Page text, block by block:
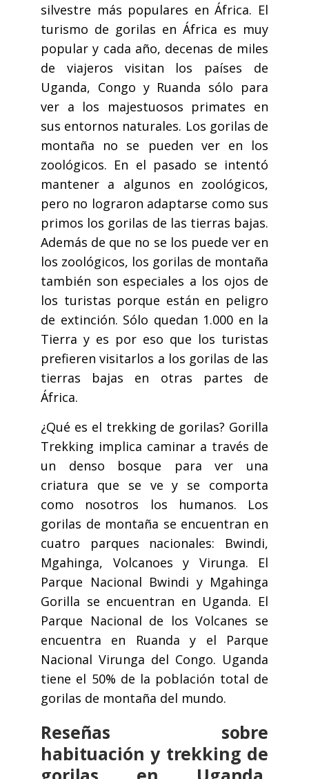
silvestre más populares en África. El
turismo de gorilas en África es muy
popular y cada año, decenas de miles
de viajeros visitan los países de
Uganda, Congo y Ruanda sólo para
ver a los majestuosos primates en
sus entornos naturales. Los gorilas de
montaña no se pueden ver en los
zoológicos. En el pasado se intentó
mantener a algunos en zoológicos,
pero no lograron adaptarse como sus
primos los gorilas de las tierras bajas.
Además de que no se los puede ver en
los zoológicos, los gorilas de montaña
también son especiales a los ojos de
los turistas porque están en peligro
de extinción. Sólo quedan 1.000 en la
Tierra y es por eso que los turistas
prefieren visitarlos a los gorilas de las
tierras bajas en otras partes de
África.
¿Qué es el trekking de gorilas? Gorilla
Trekking implica caminar a través de
un denso bosque para ver una
criatura que se ve y se comporta
como nosotros los humanos. Los
gorilas de montaña se encuentran en
cuatro parques nacionales: Bwindi,
Mgahinga, Volcanoes y Virunga. El
Parque Nacional Bwindi y Mgahinga
Gorilla se encuentran en Uganda. El
Parque Nacional de los Volcanes se
encuentra en Ruanda y el Parque
Nacional Virunga del Congo. Uganda
tiene el 50% de la población total de
gorilas de montaña del mundo.
Reseñas sobre
habituación y trekking de